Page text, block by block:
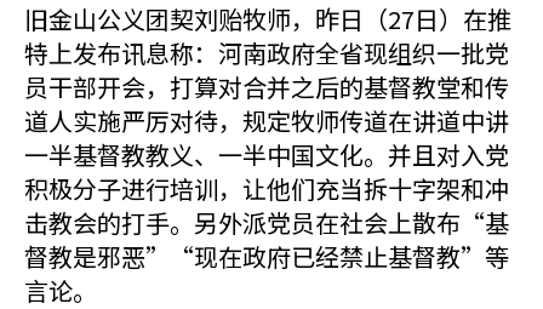
旧金山公义团契刘贻牧师，昨日（27日）在推
特上发布讯息称：河南政府全省现组织一批党
员干部开会，打算对合并之后的基督教堂和传
道人实施严厉对待，规定牧师传道在讲道中讲
一半基督教教义、一半中国文化。并且对入党
积极分子进行培训，让他们充当拆十字架和冲
击教会的打手。另外派党员在社会上散布“基
督教是邪恶”“现在政府已经禁止基督教”等
言论。